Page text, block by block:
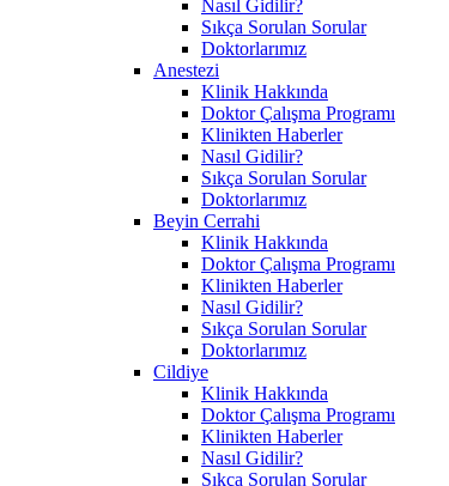
Nasıl Gidilir?
Sıkça Sorulan Sorular
Doktorlarımız
Anestezi
Klinik Hakkında
Doktor Çalışma Programı
Klinikten Haberler
Nasıl Gidilir?
Sıkça Sorulan Sorular
Doktorlarımız
Beyin Cerrahi
Klinik Hakkında
Doktor Çalışma Programı
Klinikten Haberler
Nasıl Gidilir?
Sıkça Sorulan Sorular
Doktorlarımız
Cildiye
Klinik Hakkında
Doktor Çalışma Programı
Klinikten Haberler
Nasıl Gidilir?
Sıkça Sorulan Sorular